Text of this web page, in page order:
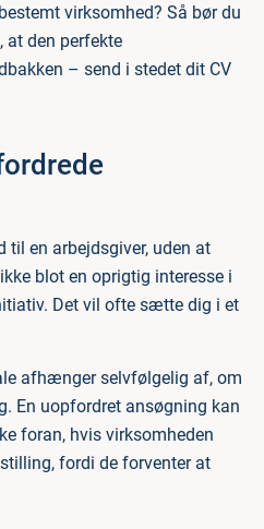
virksomhed? Så bør du
at den perfekte
– send i stedet dit CV
til en arbejdsgiver, uden at
blot en oprigtig interesse i
Det vil ofte sætte dig i et
afhænger selvfølgelig af, om
En uopfordret ansøgning kan
foran, hvis virksomheden
fordi de forventer at